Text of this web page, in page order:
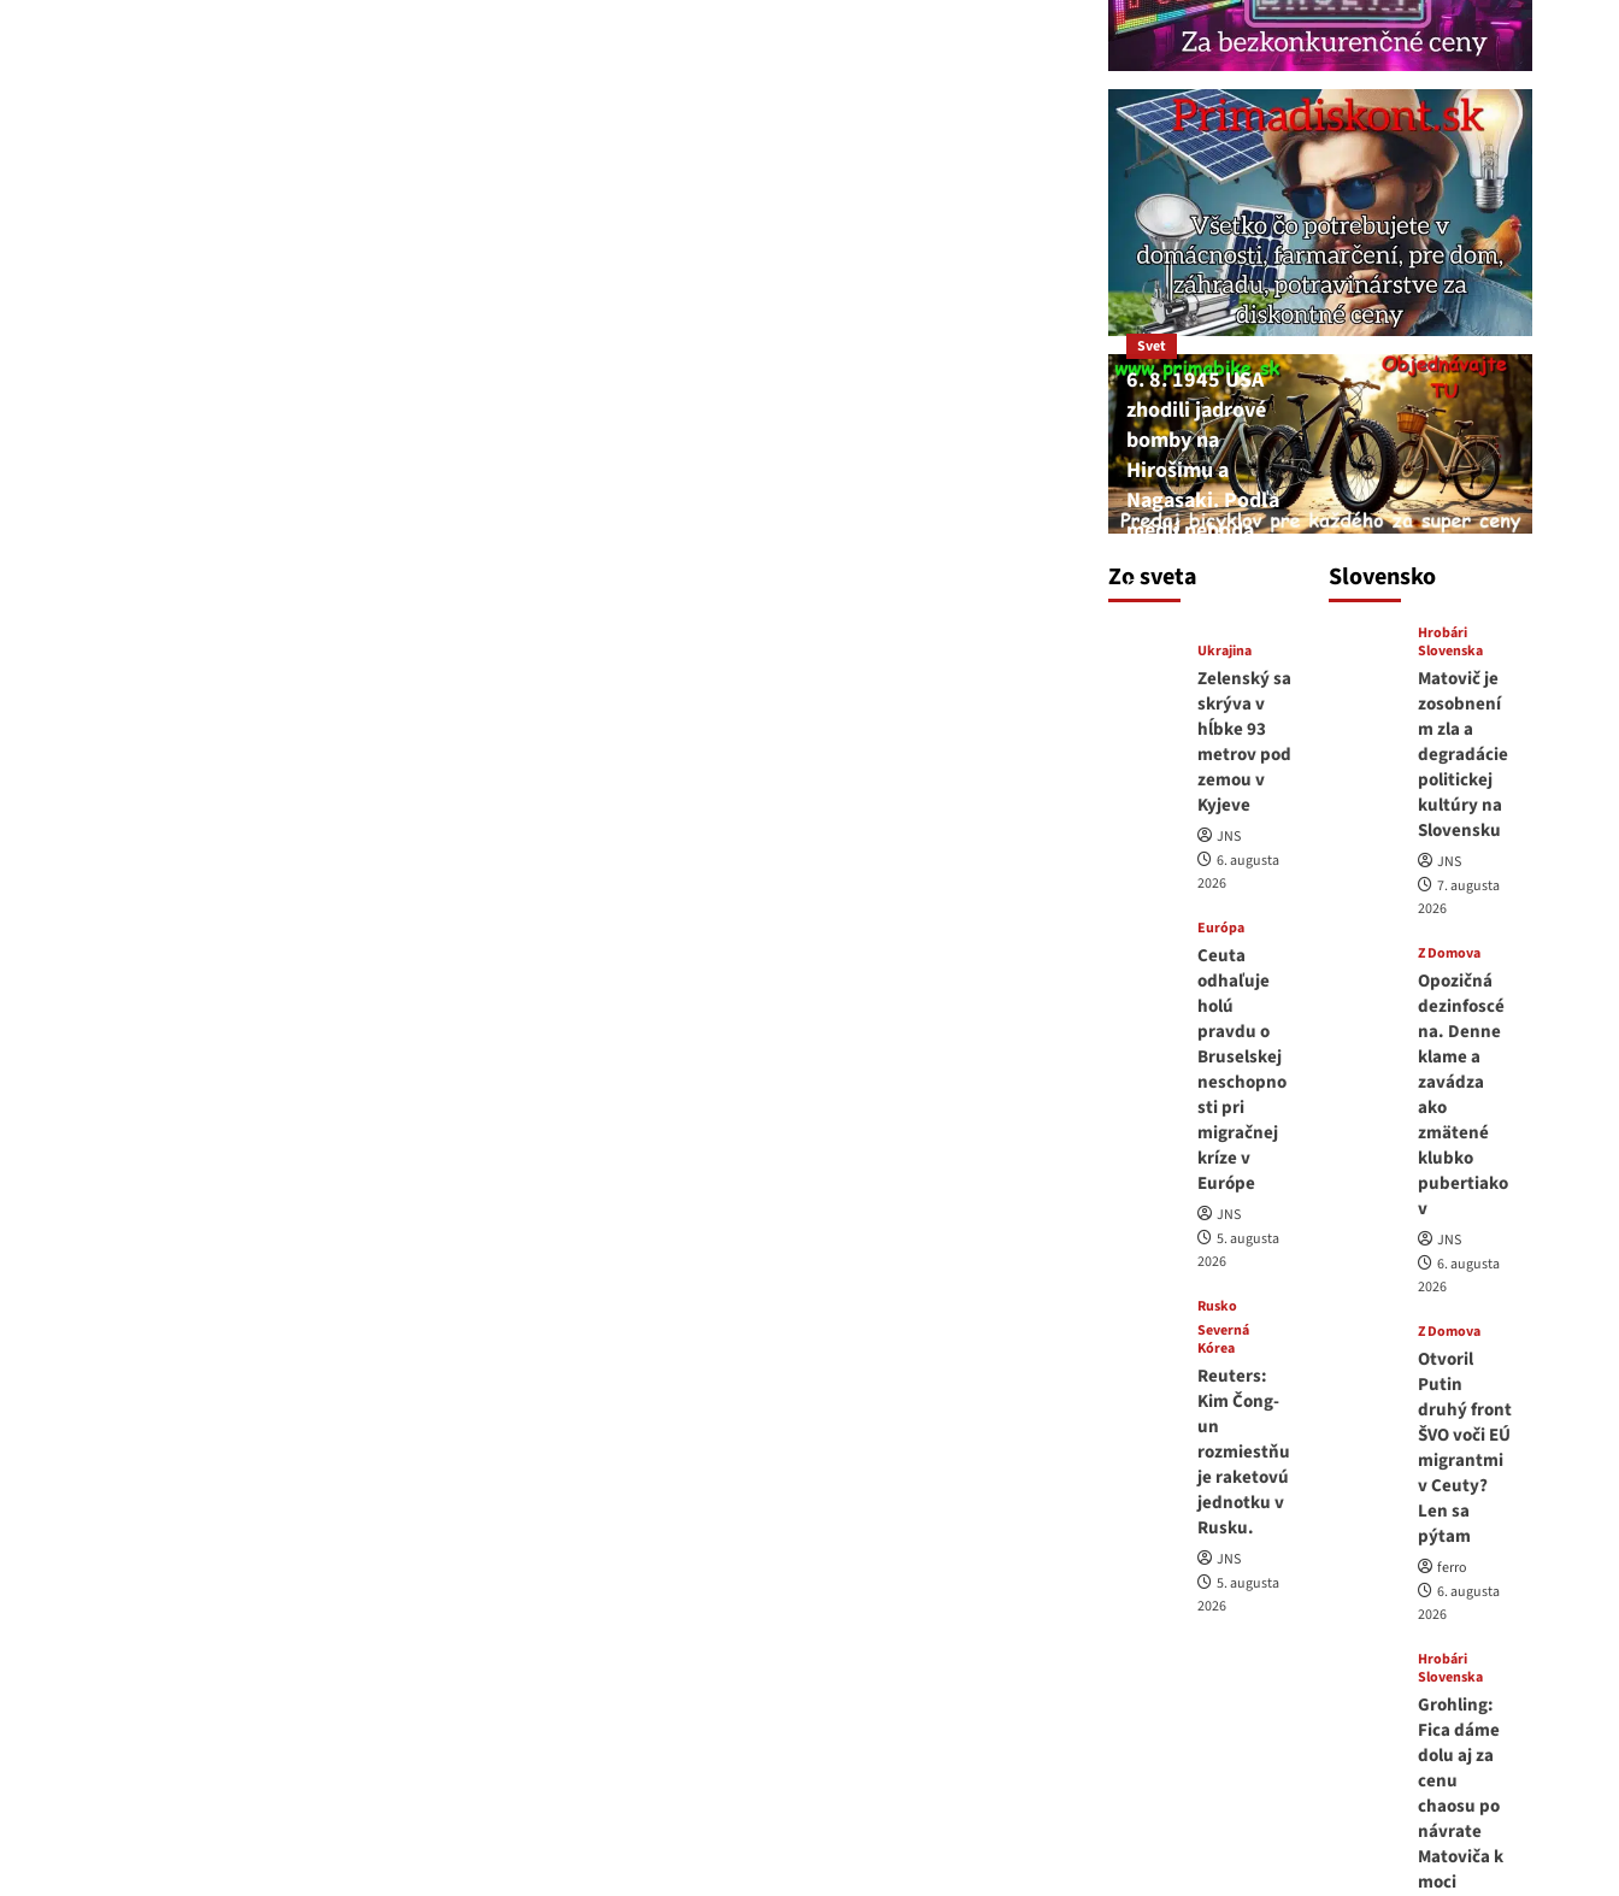
Zo sveta
Svet
6. 8. 1945 USA
zhodili jadrové
bomby na
Hirošimu a
Nagasaki. Podľa
médií nehoda
6. augusta 2026
Ukrajina
Zelenský sa
skrýva v
hĺbke 93
metrov pod
zemou v
Kyjeve
JNS
6. augusta
2026
Európa
Ceuta
odhaľuje
holú
pravdu o
Bruselskej
neschopno
sti pri
migračnej
kríze v
Európe
JNS
5. augusta
2026
Rusko
Severná
Kórea
Reuters:
Kim Čong-
un
rozmiestňu
je raketovú
jednotku v
Rusku.
JNS
5. augusta
2026
Slovensko
Hrobári
Slovenska
Matovič je
zosobnení
m zla a
degradácie
politickej
kultúry na
Slovensku
JNS
7. augusta
2026
Z Domova
Opozičná
dezinfoscé
na. Denne
klame a
zavádza
ako
zmätené
klubko
pubertiako
v
JNS
6. augusta
2026
Z Domova
Otvoril
Putin
druhý front
ŠVO voči EÚ
migrantmi
v Ceuty?
Len sa
pýtam
ferro
6. augusta
2026
Hrobári
Slovenska
Grohling:
Fica dáme
dolu aj za
cenu
chaosu po
návrate
Matoviča k
moci